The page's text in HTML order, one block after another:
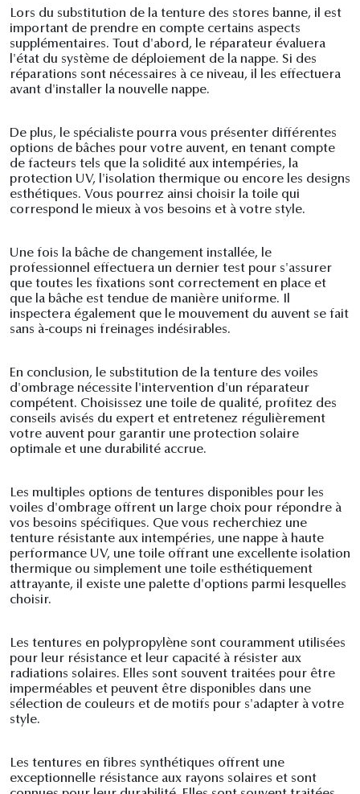
Lors du substitution de la tenture des stores banne, il est
important de prendre en compte certains aspects
supplémentaires. Tout d'abord, le réparateur évaluera
l'état du système de déploiement de la nappe. Si des
réparations sont nécessaires à ce niveau, il les effectuera
avant d'installer la nouvelle nappe.
De plus, le spécialiste pourra vous présenter différentes
options de bâches pour votre auvent, en tenant compte
de facteurs tels que la solidité aux intempéries, la
protection UV, l'isolation thermique ou encore les designs
esthétiques. Vous pourrez ainsi choisir la toile qui
correspond le mieux à vos besoins et à votre style.
Une fois la bâche de changement installée, le
professionnel effectuera un dernier test pour s'assurer
que toutes les fixations sont correctement en place et
que la bâche est tendue de manière uniforme. Il
inspectera également que le mouvement du auvent se fait
sans à-coups ni freinages indésirables.
En conclusion, le substitution de la tenture des voiles
d'ombrage nécessite l'intervention d'un réparateur
compétent. Choisissez une toile de qualité, profitez des
conseils avisés du expert et entretenez régulièrement
votre auvent pour garantir une protection solaire
optimale et une durabilité accrue.
Les multiples options de tentures disponibles pour les
voiles d'ombrage offrent un large choix pour répondre à
vos besoins spécifiques. Que vous recherchiez une
tenture résistante aux intempéries, une nappe à haute
performance UV, une toile offrant une excellente isolation
thermique ou simplement une toile esthétiquement
attrayante, il existe une palette d'options parmi lesquelles
choisir.
Les tentures en polypropylène sont couramment utilisées
pour leur résistance et leur capacité à résister aux
radiations solaires. Elles sont souvent traitées pour être
imperméables et peuvent être disponibles dans une
sélection de couleurs et de motifs pour s'adapter à votre
style.
Les tentures en fibres synthétiques offrent une
exceptionnelle résistance aux rayons solaires et sont